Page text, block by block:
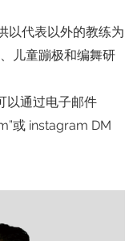
以代表以外的教练为
儿童蹦极和编舞研
以通过电子邮件
或 instagram DM